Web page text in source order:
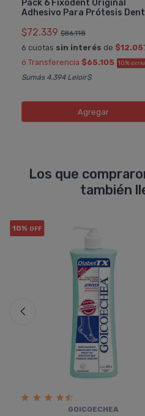
Pack 6 Fixodent Original
Adhesivo Para Prótesis
$72.339 $86.118
6 cuotas sin interés de
ó Transferencia $65.105 10%
Sumás 4.394 Leloir$
Agregar
Los que
también
10% OFF
GOICOECHEA